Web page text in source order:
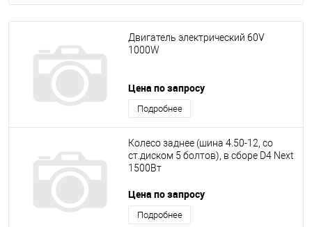
Двигатель электрический 60V
1000W
Цена по запросу
Подробнее
Колесо заднее (шина 4.50-12, со
ст.диском 5 болтов), в сборе D4 Next
1500Вт
Цена по запросу
Подробнее